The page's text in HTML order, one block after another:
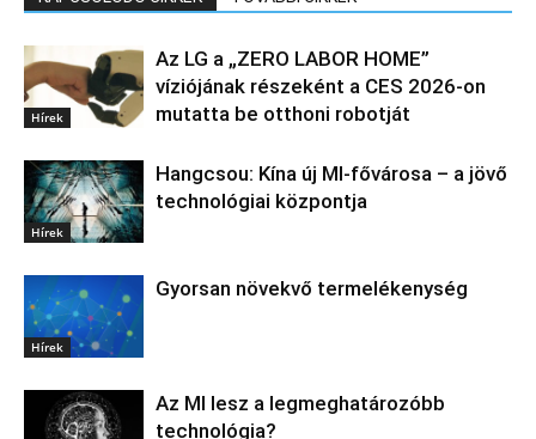
Hírek
Az LG a „ZERO LABOR HOME”
víziójának részeként a CES 2026-on
mutatta be otthoni robotját
Hírek
Hangcsou: Kína új MI-fővárosa – a jövő
technológiai központja
Hírek
Gyorsan növekvő termelékenység
Az MI lesz a legmeghatározóbb
technológia?